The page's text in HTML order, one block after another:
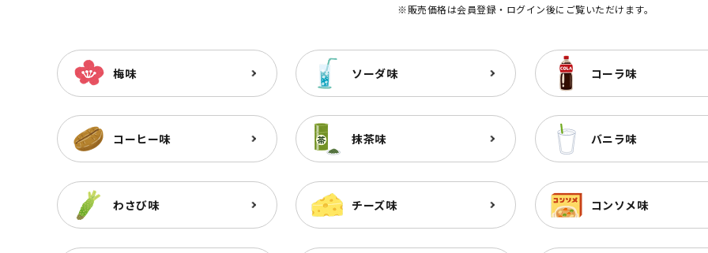
※販売価格は会員登録・ログイン後にご覧いただけます。
梅味 ソーダ味 コーラ味
コーヒー味 抹茶味 バニラ味
わさび味 チーズ味 コンソメ味